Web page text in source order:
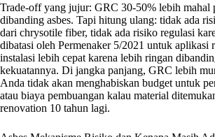
Trade-off yang jujur: GRC 30-50% lebih mahal
dibanding asbes. Tapi hitung ulang: tidak ada
dari chrysotile fiber, tidak ada risiko regulasi
dibatasi oleh Permenaker 5/2021 untuk aplikasi
instalasi lebih cepat karena lebih ringan
kekuatannya. Di jangka panjang, GRC lebih
Anda tidak akan menghabiskan budget untuk
atau biaya pembuangan kalau material
renovation 10 tahun lagi.